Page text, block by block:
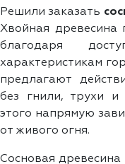
Решили заказать
Хвойная древесина
благодаря
характеристикам
предлагают
без гнили, трухи
этого напрямую
от живого огня.
Сосновая древесина